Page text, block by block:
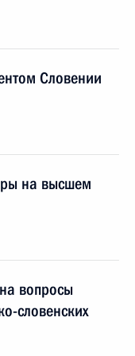
Словении
на высшем
вопросы
словенских